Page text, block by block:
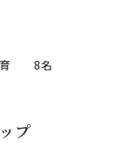
育 8名
プ